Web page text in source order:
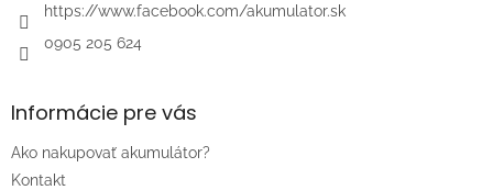
https://www.facebook.com/akumulator.sk
0905 205 624
Informácie pre vás
Ako nakupovať akumulátor?
Kontakt